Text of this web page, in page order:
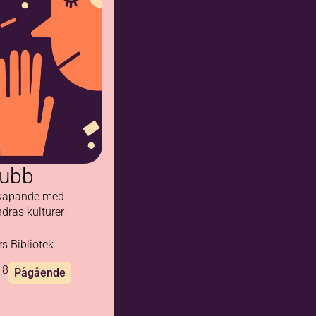
Johanna
Blom
Kommunikatör
med
kulturer
Bibliotek
Pågående